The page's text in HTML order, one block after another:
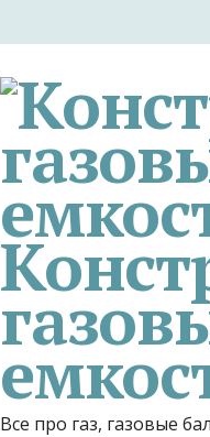
Все про газ, газовые